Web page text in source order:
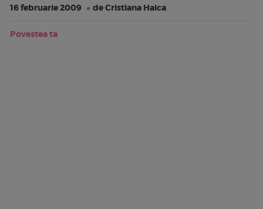
16 februarie 2009 de Cristiana Haica
Povestea ta